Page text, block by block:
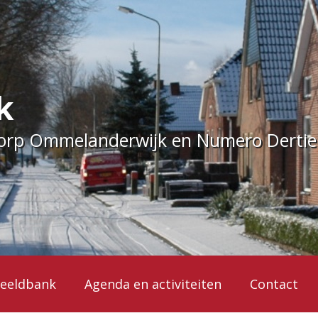
Ommelanderwijk en Numero
Agenda en activiteiten Contact